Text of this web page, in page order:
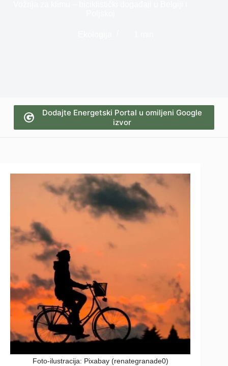
Dodajte Energetski Portal u omiljeni Google
izvor
Foto-ilustracija: Pixabay (renategranade0)